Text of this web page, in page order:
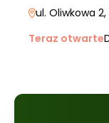
ul. Oliwkowa 2
Teraz otwarte